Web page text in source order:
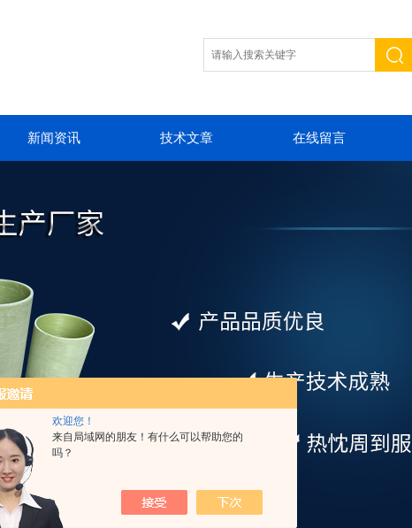
欢迎您！
来自局域网的朋友！有什么可以帮助您的
吗？
新闻资讯 技术文章 在线留言